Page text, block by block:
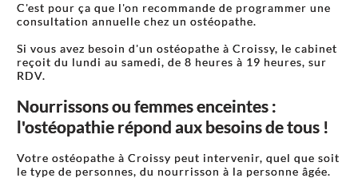
C'est pour ça que l'on recommande de programmer une
consultation annuelle chez un ostéopathe.
Si vous avez besoin d'un ostéopathe à Croissy, le cabinet
reçoit du lundi au samedi, de 8 heures à 19 heures, sur
RDV.
Nourrissons ou femmes enceintes :
l'ostéopathie répond aux besoins de tous !
Votre ostéopathe à Croissy peut intervenir, quel que soit
le type de personnes, du nourrisson à la personne âgée.